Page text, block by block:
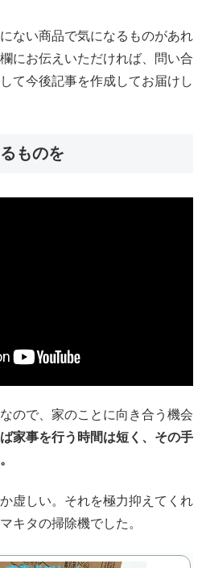
ない商品で気になるものがあれ
にお伝えいただければ、問い合
て今後記事を作成してお届けし
ものを
ので、家のことに向き合う機会
家事を行う時間は短く、その手
虚しい。それを極力抑えてくれ
キタの掃除機でした。